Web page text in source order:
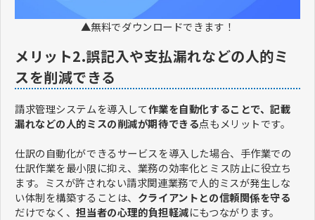
▲無料でダウンロードできます！
メリット2.誤記入や支払漏れなどの人的ミ
スを削減できる
請求管理システムを導入して作業を自動化することで、記載
漏れなどの人的ミスの削減が期待できる点もメリットです。
仕訳の自動化ができるサービスを導入した場合、手作業での
仕訳作業を最小限に抑え、業務の効率化とミス防止に役立ち
ます。ミスが許されない請求関連業務で人的ミスが発生しな
い体制を構築することは、 クライアントとの信頼関係を守る
だけでなく、担当者の心理的負担軽減にもつながります。